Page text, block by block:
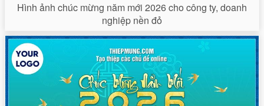
Hình ảnh chúc mừng năm mới 2026 cho công ty, doanh
nghiệp nền đỏ